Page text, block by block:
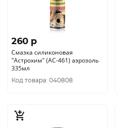
260 p
Смазка силиконовая
"Астрохим" (АС-461) аэрозоль
335мл
Код товара: 040808